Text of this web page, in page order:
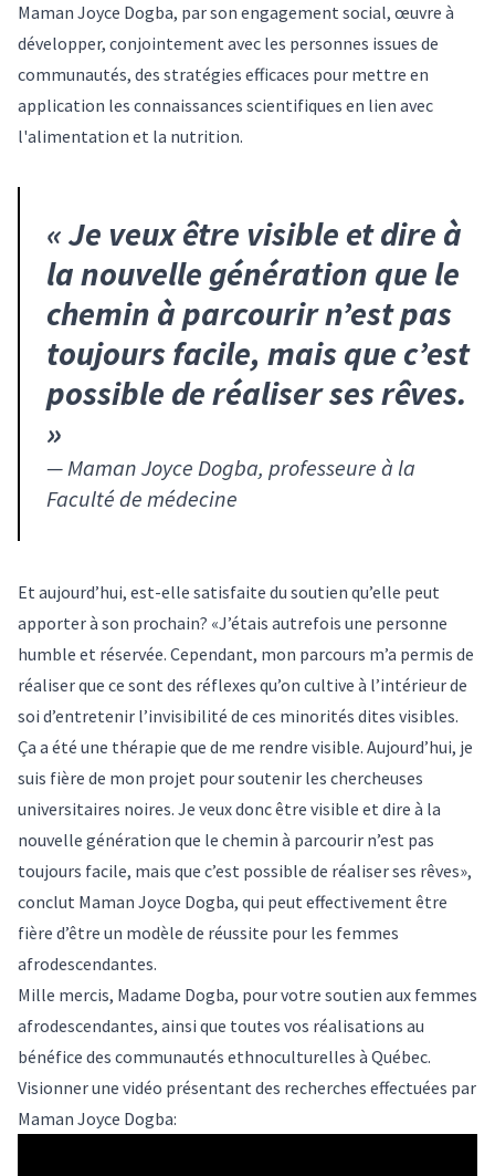
Maman Joyce Dogba, par son engagement social, œuvre à
développer, conjointement avec les personnes issues de
communautés, des stratégies efficaces pour mettre en
application les connaissances scientifiques en lien avec
l'alimentation et la nutrition.
«Je veux être visible et dire à
la nouvelle génération que le
chemin à parcourir n’est pas
toujours facile, mais que c’est
possible de réaliser ses rêves.
»
—Maman Joyce Dogba, professeure à la
Faculté de médecine
Et aujourd’hui, est-elle satisfaite du soutien qu’elle peut
apporter à son prochain? «J’étais autrefois une personne
humble et réservée. Cependant, mon parcours m’a permis de
réaliser que ce sont des réflexes qu’on cultive à l’intérieur de
soi d’entretenir l’invisibilité de ces minorités dites visibles.
Ça a été une thérapie que de me rendre visible. Aujourd’hui, je
suis fière de mon projet pour soutenir les chercheuses
universitaires noires. Je veux donc être visible et dire à la
nouvelle génération que le chemin à parcourir n’est pas
toujours facile, mais que c’est possible de réaliser ses rêves»,
conclut Maman Joyce Dogba, qui peut effectivement être
fière d’être un modèle de réussite pour les femmes
afrodescendantes.
Mille mercis, Madame Dogba, pour votre soutien aux femmes
afrodescendantes, ainsi que toutes vos réalisations au
bénéfice des communautés ethnoculturelles à Québec.
Visionner une vidéo présentant des recherches effectuées par
Maman Joyce Dogba: